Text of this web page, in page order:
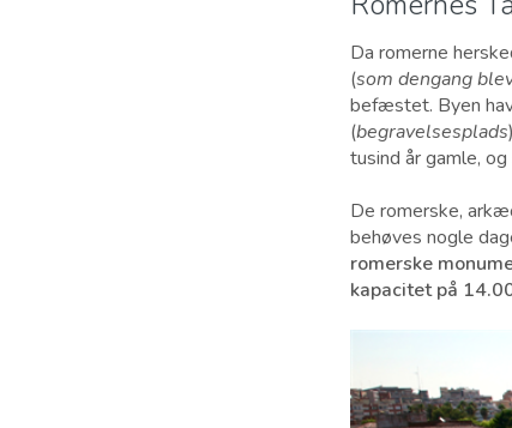
Da romerne
(som dengang
befæstet. Byen
(begravelsesplads
tusind år gamle,
De romerske,
behøves nogle
romerske
kapacitet på